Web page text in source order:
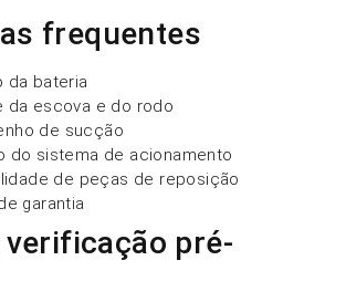
frequentes
da bateria
da escova e do rodo
de sucção
do sistema de acionamento
de peças de reposição
garantia
verificação pré-